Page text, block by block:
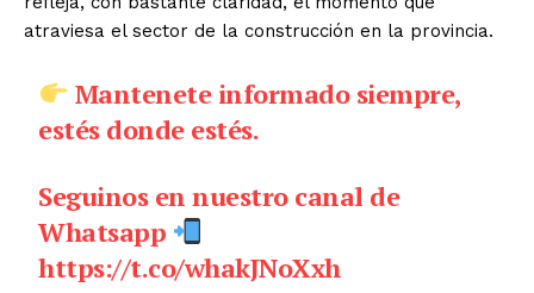
atraviesa el sector de la construcción en la provincia.
Mantenete informado siempre,
estés donde estés.
Seguinos en nuestro canal de
Whatsapp
https://t.co/whakJNoXxh